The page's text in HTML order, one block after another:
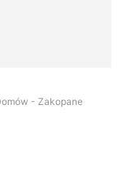
- Zakopane